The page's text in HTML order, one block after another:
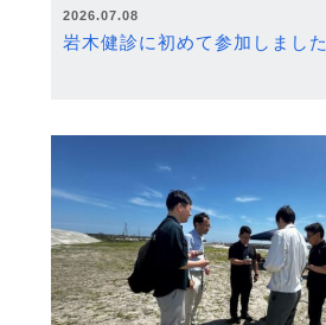
2026.07.08
岩木健診に初めて参加しました